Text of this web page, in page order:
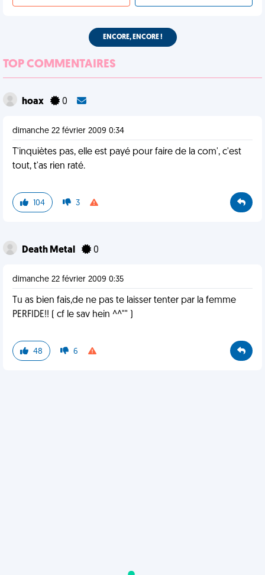
ENCORE, ENCORE !
TOP COMMENTAIRES
hoax 0
dimanche 22 février 2009 0:34
T'inquiètes pas, elle est payé pour faire de la com', c'est
tout, t'as rien raté.
104 3
Death Metal 0
dimanche 22 février 2009 0:35
Tu as bien fais,de ne pas te laisser tenter par la femme
PERFIDE!! ( cf le sav hein ^^"" )
48 6